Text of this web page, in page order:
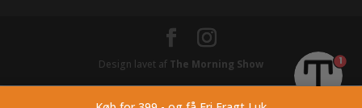
Design lavet af The Morning Show 1